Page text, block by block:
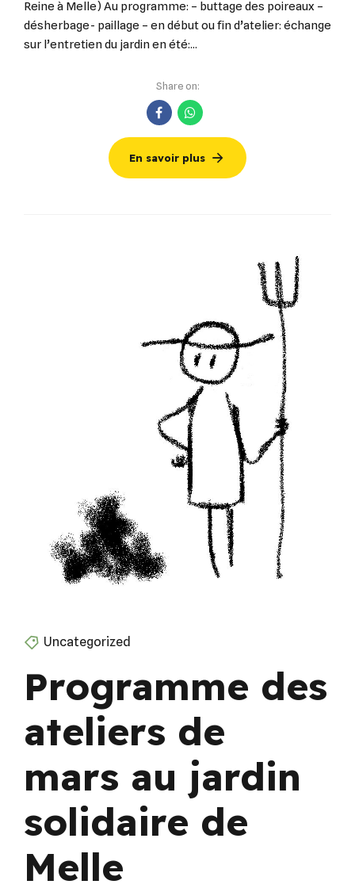
Reine à Melle) Au programme: – buttage des poireaux –
désherbage- paillage – en début ou fin d’atelier: échange
sur l’entretien du jardin en été:...
Share on:
En savoir plus
Uncategorized
Programme des
ateliers de
mars au jardin
solidaire de
Melle